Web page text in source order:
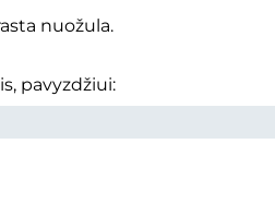
nuožula.
pavyzdžiui: